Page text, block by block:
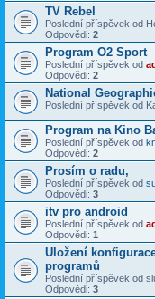
TV Rebel
Poslední příspěvek od
Odpovědi: 2
Program O2 Sport
Poslední příspěvek od
Odpovědi: 2
National
Poslední příspěvek od
Program na Kino
Poslední příspěvek od
Odpovědi: 2
Prosím o radu,
Poslední příspěvek od
Odpovědi: 3
itv pro android
Poslední příspěvek od
Odpovědi: 1
Uložení
programů
Poslední příspěvek od
Odpovědi: 3